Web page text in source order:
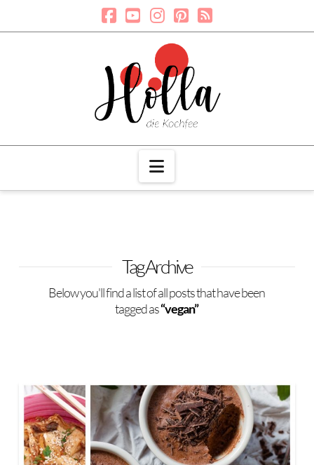
Navigation
Tag Archive
Below you'll find a list of all posts that have been
tagged as“vegan”